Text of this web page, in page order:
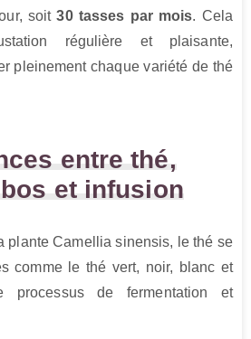
soit30 tasses par mois. Cela
régulière et plaisante,
pleinement chaque variété de thé
entre thé,
et infusion
plante Camellia sinensis, le thé se
comme le thé vert, noir, blanc et
processus de fermentation et